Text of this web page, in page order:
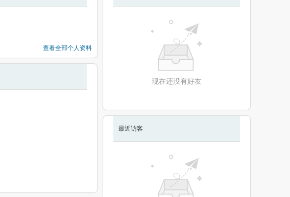
查看全部个人资料
现在还没有好友
最近访客